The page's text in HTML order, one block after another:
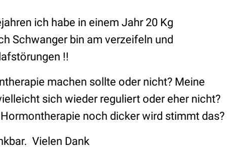
ich habe in einem Jahr 20 Kg
Schwanger bin am verzeifeln und
!!
machen sollte oder nicht? Meine
sich wieder reguliert oder eher nicht?
noch dicker wird stimmt das?
Vielen Dank